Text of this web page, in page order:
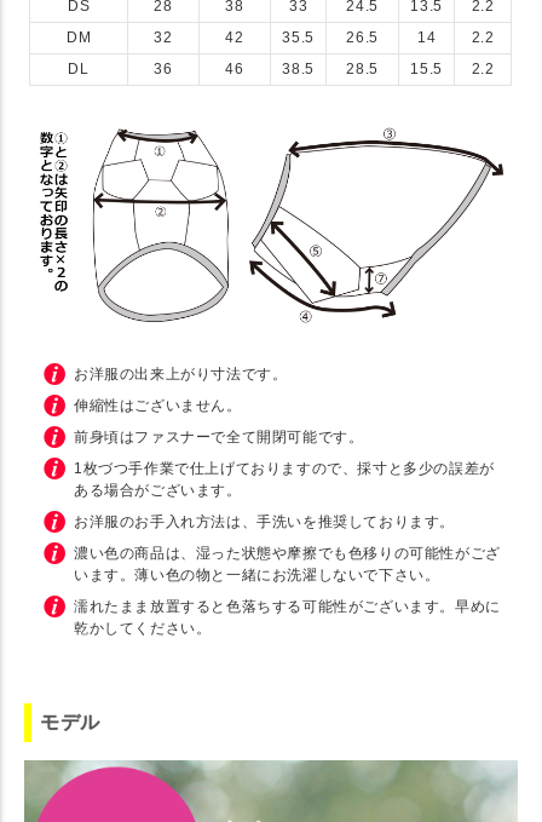
DS 28 38 33 24.5 13.5
2.2
DM
32 42 35.5 26.5 14
2.2
DL
36 46 38.5 28.5 15.5 2.2
お洋服の出来上がり寸法です。
伸縮性はございません。
前身頃はファスナーで全て開閉可能です。
1枚づつ手作業で仕上げておりますので、採寸と多少の誤差が
ある場合がございます。
お洋服のお手入れ方法は、手洗いを推奨しております。
濃い色の商品は、湿った状態や摩擦でも色移りの可能性がござ
います。薄い色の物と一緒にお洗濯しないで下さい。
濡れたまま放置すると色落ちする可能性がございます。早めに
乾かしてください。
モデル